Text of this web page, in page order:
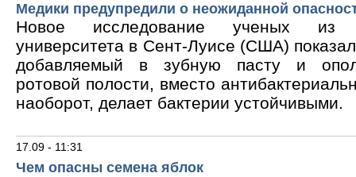
Медики предупредили о неожиданной
Новое исследование ученых из
университета в Сент-Луисе (США)
добавляемый в зубную пасту и
ротовой полости, вместо
наоборот, делает бактерии устойчивыми.
17.09 - 11:31
Чем опасны семена яблок